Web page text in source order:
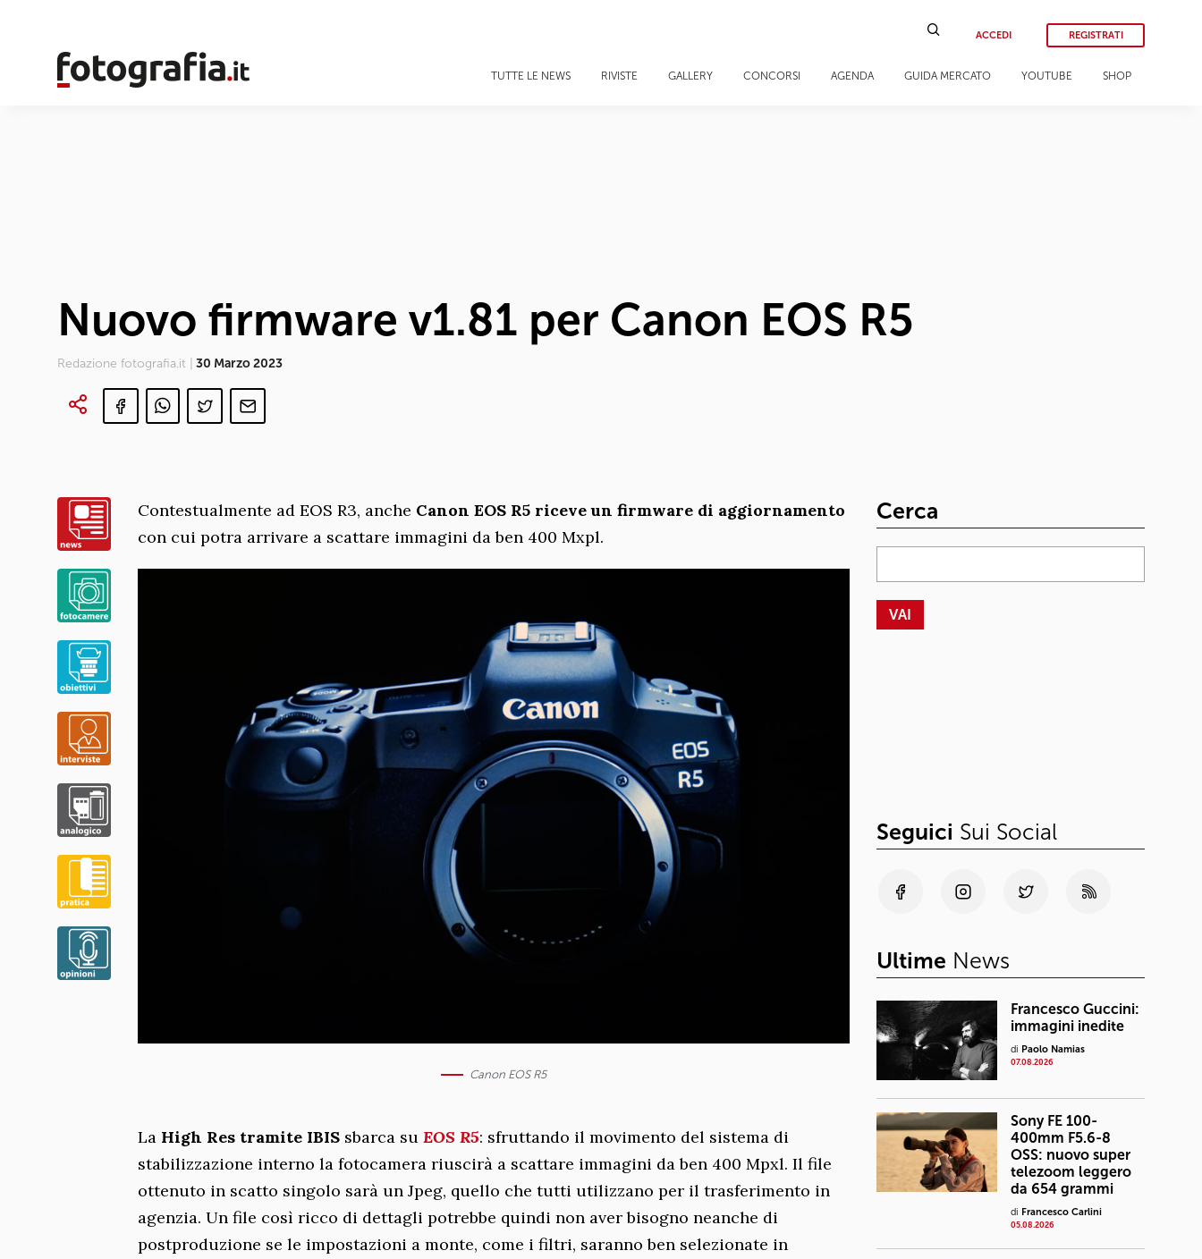
ACCEDI REGISTRATI
TUTTE LE NEWS RIVISTE GALLERY CONCORSI AGENDA GUIDA MERCATO YOUTUBE SHOP
Nuovo firmware v1.81 per Canon EOS R5
Redazione fotografia.it | 30 Marzo 2023
Contestualmente ad EOS R3, anche Canon EOS R5 riceve un firmware di aggiornamento
con cui potra arrivare a scattare immagini da ben 400 Mxpl.
Canon EOS R5
La High Res tramite IBIS sbarca su EOS R5: sfruttando il movimento del sistema di
stabilizzazione interno la fotocamera riuscirà a scattare immagini da ben 400 Mpxl. Il file
ottenuto in scatto singolo sarà un Jpeg, quello che tutti utilizzano per il trasferimento in
agenzia. Un file così ricco di dettagli potrebbe quindi non aver bisogno neanche di
postproduzione se le impostazioni a monte, come i filtri, saranno ben selezionate in
Cerca
Seguici Sui Social
Ultime News
Francesco Guccini:
immagini inedite
di Paolo Namias
07.08.2026
Sony FE 100-
400mm F5.6-8
OSS: nuovo super
telezoom leggero
da 654 grammi
di Francesco Carlini
05.08.2026